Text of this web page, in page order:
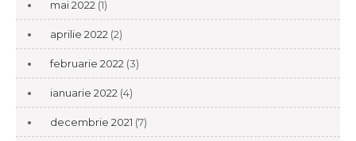
mai 2022 (1)
aprilie 2022 (2)
februarie 2022 (3)
ianuarie 2022 (4)
decembrie 2021 (7)